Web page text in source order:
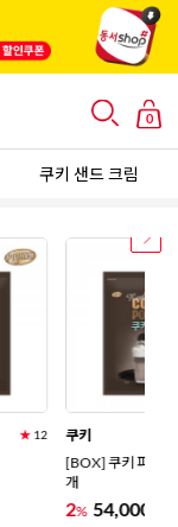
0
쿠키 샌드 크림
★ 12
쿠키
[BOX] 쿠키 파우
개
2% 54,000